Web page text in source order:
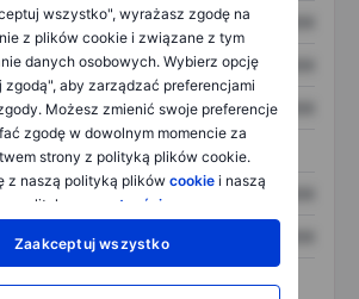
wszystko", wyrażasz zgodę na
z plików cookie i związane z tym
danych osobowych. Wybierz opcję
zgodą", aby zarządzać preferencjami
Możesz zmienić swoje preferencje
zgodę w dowolnym momencie za
strony z polityką plików cookie.
z naszą polityką plików cookiei naszą
polityką
prywatności
Zaakceptuj wszystko
XXXXXXX XXXXXXX
XXXXXXX XXXXXXX
XXXXXXX XXXXXXX
XXXXXXX XXXXXXX
XXXXXXX